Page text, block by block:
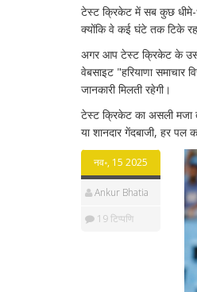
टेस्ट क्रिकेट में सब कुछ धीमे-
क्योंकि वे कई घंटे तक टिके
अगर आप टेस्ट क्रिकेट के
वेबसाइट "हरियाणा
जानकारी मिलती रहेगी।
टेस्ट क्रिकेट का असली मजा
या शानदार गेंदबाजी, हर
नव॰, 15 2025
Ankur Bhatia
19 टिप्पणि